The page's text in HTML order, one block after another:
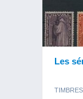
Les
TIMBRES